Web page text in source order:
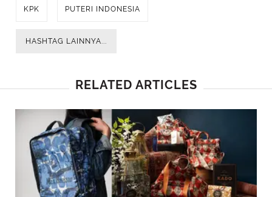
KPK PUTERI INDONESIA
HASHTAG LAINNYA...
RELATED ARTICLES